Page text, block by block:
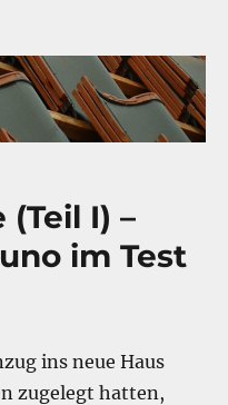
I) –
im Test
ins neue Haus
zugelegt hatten,